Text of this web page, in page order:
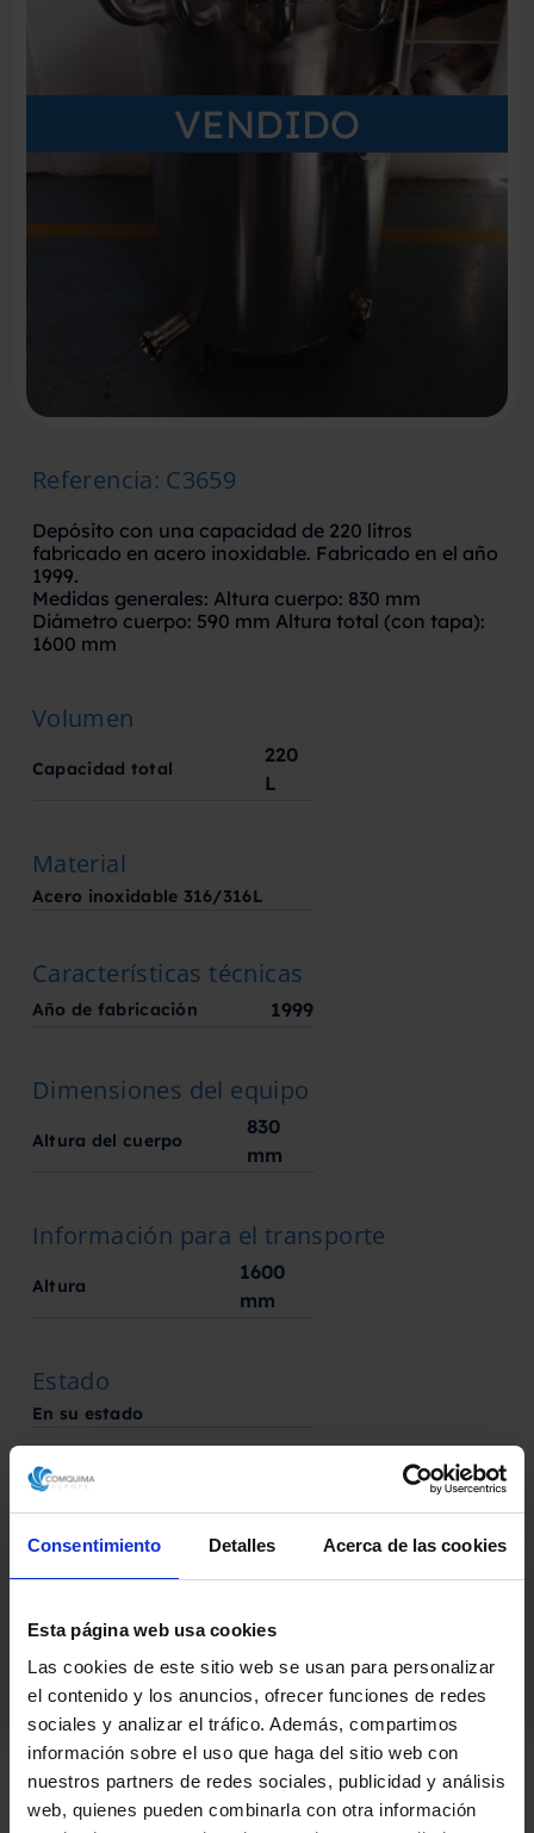
Consentimiento Detalles Acerca de las cookies
Esta página web usa cookies
Las cookies de este sitio web se usan para personalizar
el contenido y los anuncios, ofrecer funciones de redes
sociales y analizar el tráfico. Además, compartimos
información sobre el uso que haga del sitio web con
nuestros partners de redes sociales, publicidad y análisis
web, quienes pueden combinarla con otra información
VENDIDO
Referencia: C3659
Depósito con una capacidad de 220 litros
fabricado en acero inoxidable. Fabricado en el año
1999.
Medidas generales: Altura cuerpo: 830 mm
Diámetro cuerpo: 590 mm Altura total (con tapa):
1600 mm
Volumen
Capacidad total
220
L
Material
Acero inoxidable 316/316L
Características técnicas
Año de fabricación 1999
Dimensiones del equipo
Altura del cuerpo
830
mm
Información para el transporte
Altura
1600
mm
Estado
En su estado
Fabricado por